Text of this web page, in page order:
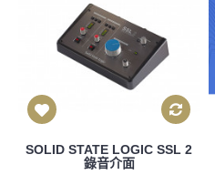
SOLID STATE LOGIC SSL 2
錄音介面